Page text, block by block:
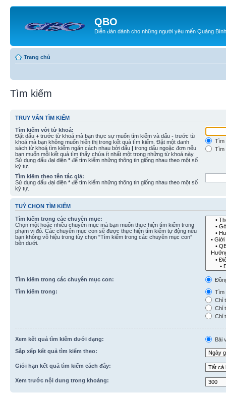
QBO
Diễn đàn dành cho những người yêu mến Quảng Bình
Trang chủ
Tìm kiếm
TRUY VẤN TÌM KIẾM
Tìm kiếm với từ khoá:
Đặt dấu + trước từ khoá mà bạn thực sự muốn tìm kiếm và dấu - trước từ
khoá mà bạn không muốn hiển thị trong kết quả tìm kiếm. Đặt một danh
sách từ khoá tìm kiếm ngăn cách nhau bởi dấu | trong dấu ngoặc đơn nếu
bạn muốn mỗi kết quả tìm thấy chứa ít nhất một trong những từ khoá này.
Sử dụng dấu đại diện * để tìm kiếm những thông tin giống nhau theo một số
ký tự.
Tìm
Tìm
Tìm kiếm theo tên tác giả:
Sử dụng dấu đại diện * để tìm kiếm những thông tin giống nhau theo một số
ký tự.
TUỲ CHỌN TÌM KIẾM
Tìm kiếm trong các chuyên mục:
Chọn một hoặc nhiều chuyên mục mà bạn muốn thực hiện tìm kiếm trong
phạm vi đó. Các chuyên mục con sẽ được thực hiện tìm kiếm tự động nếu
bạn không vô hiệu trong tùy chọn “Tìm kiếm trong các chuyên mục con”
bên dưới.
Tìm kiếm trong các chuyên mục con:
Tìm kiếm trong:
Tìm
Chỉ
Chỉ
Chỉ
Xem kết quả tìm kiếm dưới dạng:
Bài
Sắp xếp kết quả tìm kiếm theo:
Giới hạn kết quả tìm kiếm cách đây:
Xem trước nội dung trong khoảng: